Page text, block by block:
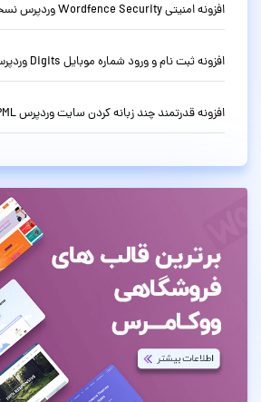
افزونه امنیتی Wordfence Security وردپرس نسخه 8.1.4
افزونه ثبت نام و ورود شماره موبایل Digits وردپرس نسخه 9.2
افزونه قدرتمند چند زبانه کردن سایت وردپرس WPML نسخه 4.9.6